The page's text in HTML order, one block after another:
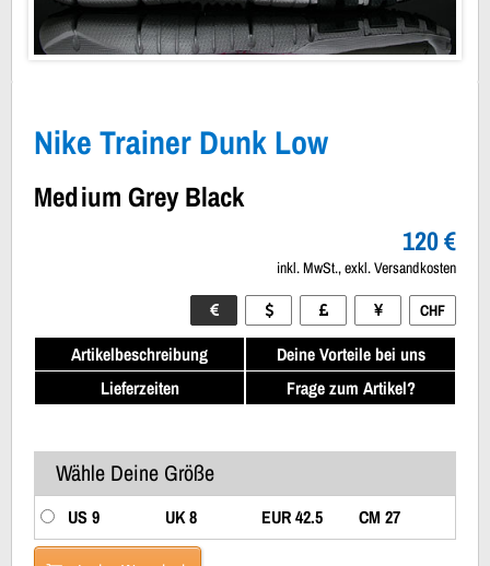
Nike Trainer Dunk Low
Medium Grey Black
CHF
120 €
inkl. MwSt., exkl. Versandkosten
Artikelbeschreibung
Lieferzeiten
Deine Vorteile bei uns
Frage zum Artikel?
Wähle Deine Größe
US 9 UK 8 EUR 42.5 CM 27